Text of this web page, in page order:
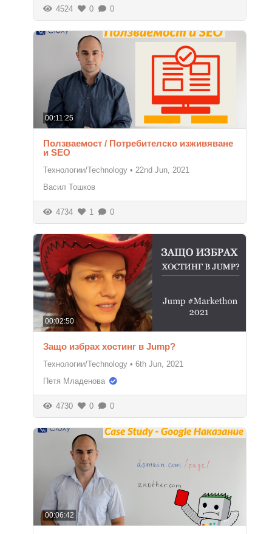
4524 0 0
00:11:25
Ползваемост / Потребителско изживяване
и SEO
Технологии/Technology • 22nd Jun, 2021
Васил Тошков
4734 1 0
00:02:50
Защо избрах хостинг в Jump?
Технологии/Technology • 6th Jun, 2021
Петя Младенова
4730 0 0
00:06:42